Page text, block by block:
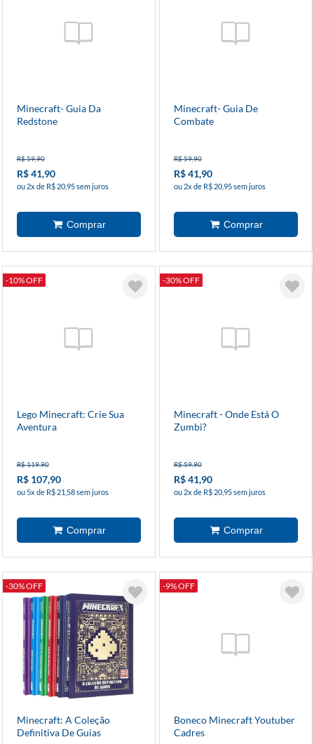
Minecraft- Guia Da
Redstone
R$ 59,90
R$ 41,90
ou 2x de R$ 20,95 sem juros
Minecraft- Guia De
Combate
R$ 59,90
R$ 41,90
ou 2x de R$ 20,95 sem juros
-10% OFF
Lego Minecraft: Crie Sua
Aventura
R$ 119,90
R$ 107,90
ou 5x de R$ 21,58 sem juros
-30% OFF
Minecraft - Onde Está O
Zumbi?
R$ 59,90
R$ 41,90
ou 2x de R$ 20,95 sem juros
-30% OFF
Minecraft: A Coleção
Definitiva De Guias
-9% OFF
Boneco Minecraft Youtuber
Cadres